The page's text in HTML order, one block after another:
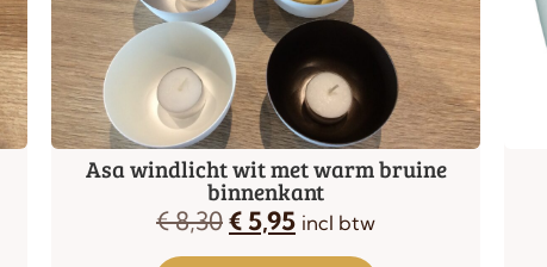
Asa windlicht wit met warm bruine
binnenkant
€8,30€ 5,95 incl btw